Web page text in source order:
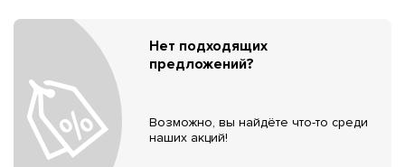
Нет подходящих
предложений?
Возможно, вы найдёте что-то среди
наших акций!